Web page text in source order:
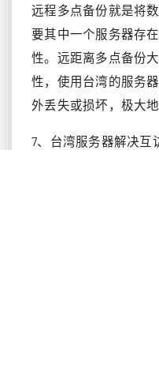
远程多点备份就是将
要其中一个服务器存
性。远距离多点备份
性，使用台湾的服务
外丢失或损坏，极大
7、台湾服务器解决互